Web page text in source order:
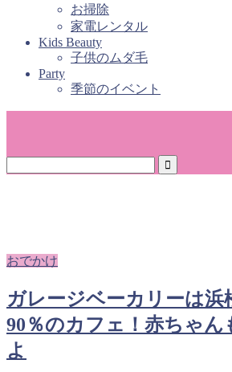
お掃除
家電レンタル
Kids Beauty
子供のムダ毛
Party
季節のイベント
おでかけ
ガレージベーカリーは浜
90％のカフェ！赤ちゃん
よ